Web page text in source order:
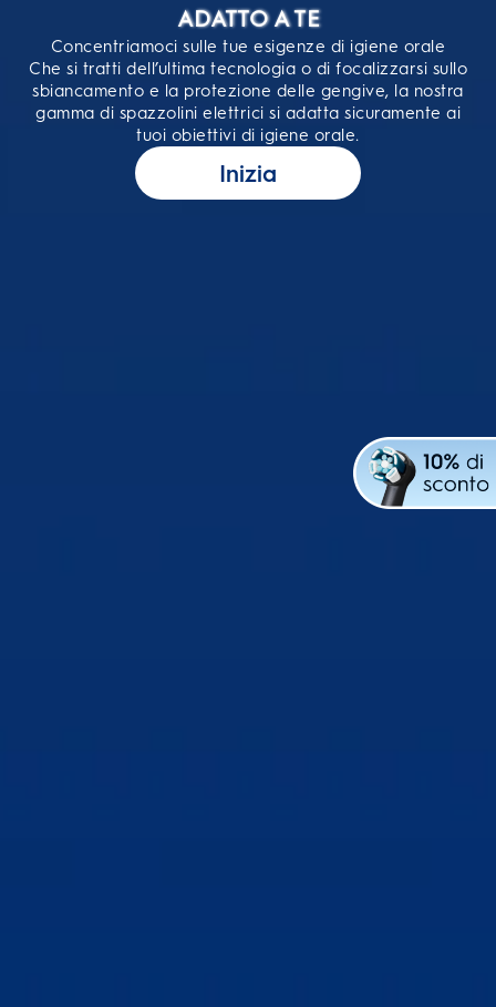
ADATTO A TE
Concentriamoci sulle tue esigenze di igiene orale
Che si tratti dell’ultima tecnologia o di focalizzarsi sullo
sbiancamento e la protezione delle gengive, la nostra
gamma di spazzolini elettrici si adatta sicuramente ai
tuoi obiettivi di igiene orale.
Inizia